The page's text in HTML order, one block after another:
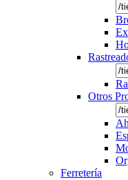
Otros
Ferretería